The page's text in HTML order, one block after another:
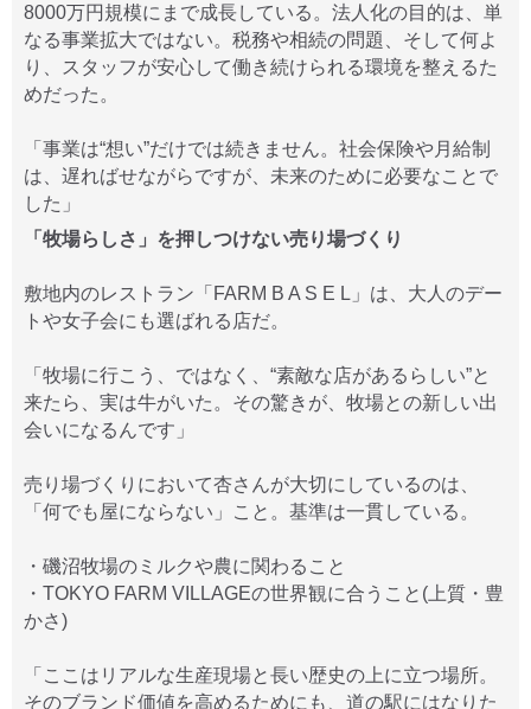
8000万円規模にまで成長している。法人化の目的は、単
なる事業拡大ではない。税務や相続の問題、そして何よ
り、スタッフが安心して働き続けられる環境を整えるた
めだった。
「事業は“想い”だけでは続きません。社会保険や月給制
は、遅ればせながらですが、未来のために必要なことで
した」
「牧場らしさ」を押しつけない売り場づくり
敷地内のレストラン「FARM B A S E L」は、大人のデー
トや女子会にも選ばれる店だ。
「牧場に行こう、ではなく、“素敵な店があるらしい”と
来たら、実は牛がいた。その驚きが、牧場との新しい出
会いになるんです」
売り場づくりにおいて杏さんが大切にしているのは、
「何でも屋にならない」こと。基準は一貫している。
・磯沼牧場のミルクや農に関わること
・TOKYO FARM VILLAGEの世界観に合うこと(上質・豊
かさ)
「ここはリアルな生産現場と長い歴史の上に立つ場所。
そのブランド価値を高めるためにも、道の駅にはなりた